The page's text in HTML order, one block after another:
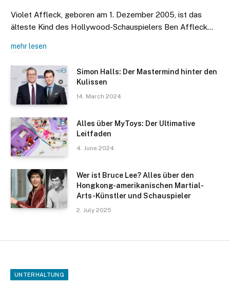
Violet Affleck, geboren am 1. Dezember 2005, ist das
älteste Kind des Hollywood-Schauspielers Ben Affleck…
mehr lesen
Simon Halls: Der Mastermind hinter den
Kulissen
14. March 2024
Alles über MyToys: Der Ultimative
Leitfaden
4. June 2024
Wer ist Bruce Lee? Alles über den
Hongkong-amerikanischen Martial-
Arts-Künstler und Schauspieler
2. July 2025
UNTERHALTUNG